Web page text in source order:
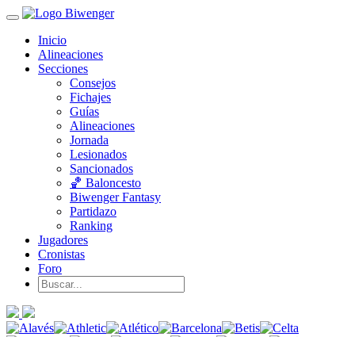
Inicio
Alineaciones
Secciones
Consejos
Fichajes
Guías
Alineaciones
Jornada
Lesionados
Sancionados
🏀 Baloncesto
Biwenger Fantasy
Partidazo
Ranking
Jugadores
Cronistas
Foro